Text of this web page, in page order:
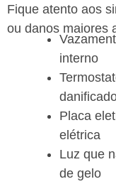
Fique atento aos
ou danos maiores
interno
Placa
elétrica
Luz que
de gelo